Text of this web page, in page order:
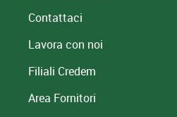
Contattaci
Lavora con noi
Filiali Credem
Area Fornitori